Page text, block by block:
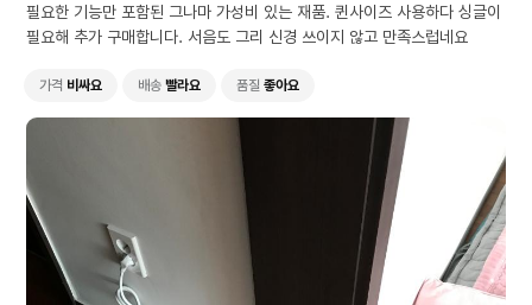
필요한 기능만 포함된 그나마 가성비 있는 재품. 퀸사이즈 사용하다 싱글이
필요해 추가 구매합니다. 서음도 그리 신경 쓰이지 않고 만족스럽네요
가격 비싸요 배송 빨라요 품질 좋아요